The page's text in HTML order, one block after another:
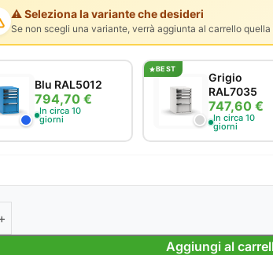
⚠️ Seleziona la variante che desideri
Se non scegli una variante, verrà aggiunta al carrello
Blu RAL5012
794,70 €
In circa 10
giorni
BEST
Grigio
RAL7035
747,60 €
In circa 10
giorni
Aggiungi al